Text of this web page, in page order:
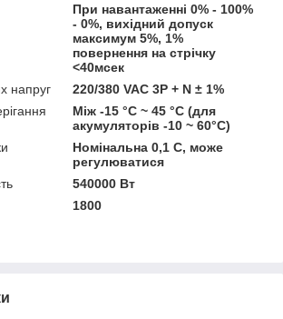
При навантаженні 0% - 100%
- 0%, вихідний допуск
максимум 5%, 1%
повернення на стрічку
<40мсек
напруг
220/380 VAC 3P + N ± 1%
Між -15 °C ~ 45 °C (для
акумуляторів -10 ~ 60°C)
Номінальна 0,1 C, може
регулюватися
540000 Вт
1800